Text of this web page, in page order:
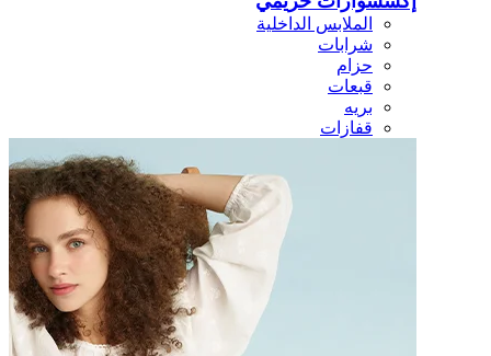
الملابس الداخلية
شرابات
حزام
قبعات
بريه
قفازات